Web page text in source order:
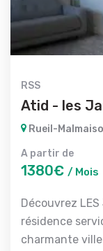
RSS
Atid - les
Rueil-
A partir de
1380€ / Mois
Découvrez LES
résidence
charmante ville